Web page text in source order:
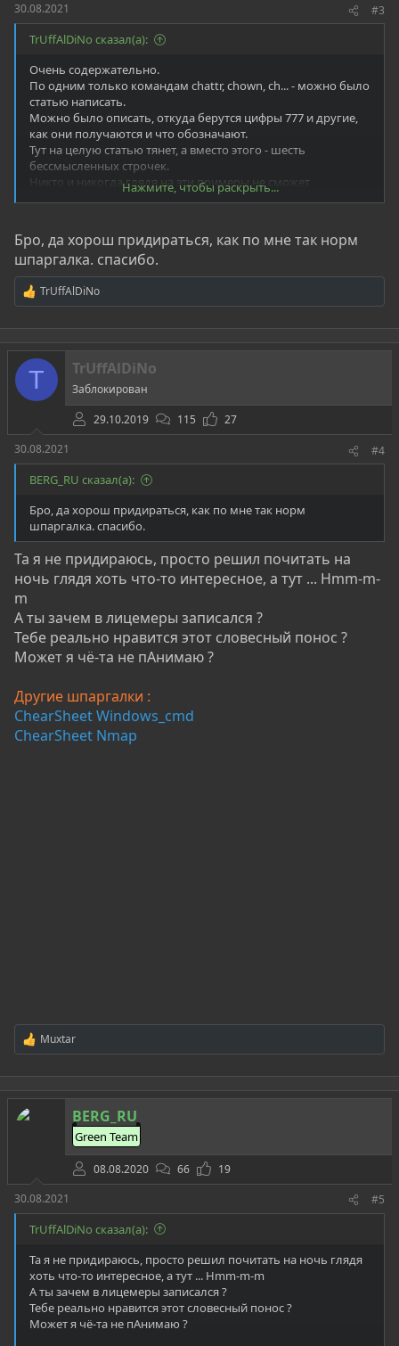
30.08.2021
#3
TrUffAlDiNo сказал(а):
Очень содержательно.
По одним только командам chattr, chown, ch... - можно было
статью написать.
Можно было описать, откуда берутся цифры 777 и другие,
как они получаются и что обозначают.
Тут на целую статью тянет, а вместо этого - шесть
бессмысленных строчек.
Никто и никогда глядя на эти примеры не сможет
осознанно назначить права папке или файл
Нажмите, чтобы раскрыть...
Бро, да хорош придираться, как по мне так норм
шпаргалка. спасибо.
Р
е
а
к
ц
и
:
TrUffAlDiNo
T TrUffAlDiNo
Заблокирован
29.10.2019
115
27
30.08.2021
#4
BERG_RU сказал(а):
Бро, да хорош придираться, как по мне так норм
шпаргалка. спасибо.
Та я не придираюсь, просто решил почитать на
ночь глядя хоть что-то интересное, а тут ... Hmm-m-
m
А ты зачем в лицемеры записался ?
Тебе реально нравится этот словесный понос ?
Может я чё-та не пАнимаю ?
Другие шпаргалки :
ChearSheet Windows_cmd
ChearSheet Nmap
Р
е
а
ц
и
Muxtar
BERG_RU
Green Team
08.08.2020 66
19
30.08.2021
#5
TrUffAlDiNo сказал(а):
Та я не придираюсь, просто решил почитать на ночь глядя
хоть что-то интересное, а тут ... Hmm-m-m
А ты зачем в лицемеры записался ?
Тебе реально нравится этот словесный понос ?
Может я чё-та не пАнимаю ?